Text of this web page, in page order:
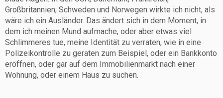
Großbritannien, Schweden und Norwegen wirkte ich nicht, als
wäre ich ein Ausländer. Das ändert sich in dem Moment, in
dem ich meinen Mund aufmache, oder aber etwas viel
Schlimmeres tue, meine Identität zu verraten, wie in eine
Polizeikontrolle zu geraten zum Beispiel, oder ein Bankkonto
eröffnen, oder gar auf dem Immobilienmarkt nach einer
Wohnung, oder einem Haus zu suchen.